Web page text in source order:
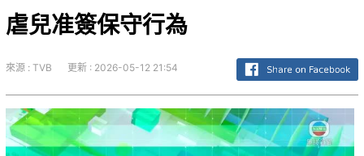
虐兒准簽保守行為
來源 : TVB 更新 : 2026-05-12 21:54